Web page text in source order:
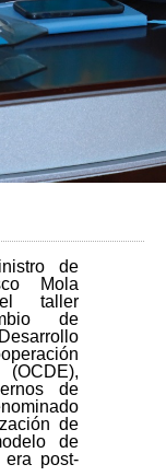
de
Mola
taller
de
de
de
de
post-